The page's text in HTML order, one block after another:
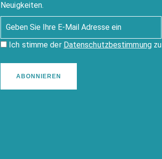
Neuigkeiten.
Ich stimme der Datenschutzbestimmungzu
ABONNIEREN